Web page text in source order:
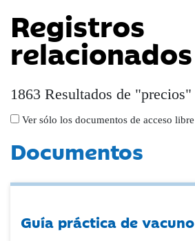
Registros
relacionados
1863 Resultados de "precios"
Ver sólo los documentos de acceso libre
Documentos
Guía práctica de vacuno